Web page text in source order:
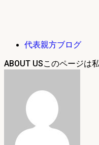
代表親方ブログ
ABOUT US